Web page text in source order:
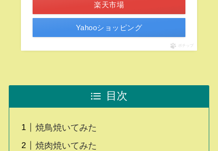
楽天市場
Yahooショッピング
ポチップ
目次
焼鳥焼いてみた
焼肉焼いてみた